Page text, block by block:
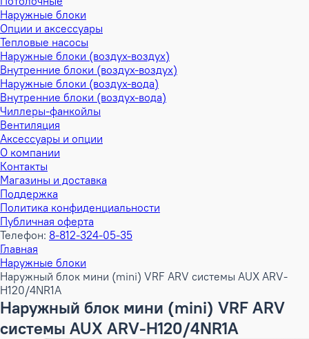
Наружные блоки
Опции и аксессуары
Тепловые насосы
Наружные блоки (воздух-воздух)
Внутренние блоки (воздух-воздух)
Наружные блоки (воздух-вода)
Внутренние блоки (воздух-вода)
Чиллеры-фанкойлы
Вентиляция
Аксессуары и опции
О компании
Контакты
Магазины и доставка
Поддержка
Политика конфиденциальности
Публичная оферта
Телефон: 8-812-324-05-35
Главная
Наружные блоки
Наружный блок мини (mini) VRF ARV системы AUX ARV-
H120/4NR1A
Наружный блок мини (mini) VRF ARV
системы AUX ARV-H120/4NR1A